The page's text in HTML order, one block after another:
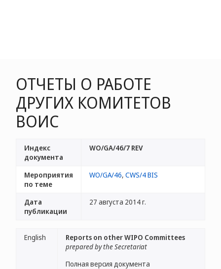
ОТЧЕТЫ О РАБОТЕ
ДРУГИХ КОМИТЕТОВ
ВОИС
Индекс
документа
WO/GA/46/7 REV
Мероприятия
по теме
WO/GA/46, CWS/4 BIS
Дата
публикации
27 августа 2014 г.
English
Reports on other WIPO Committees
prepared by the Secretariat
Полная версия документа